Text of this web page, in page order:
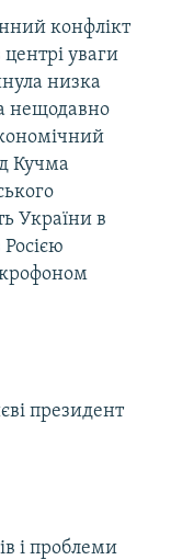
конфлікт
уваги
низка
нещодавно
Кучма
України в
президент
і проблеми